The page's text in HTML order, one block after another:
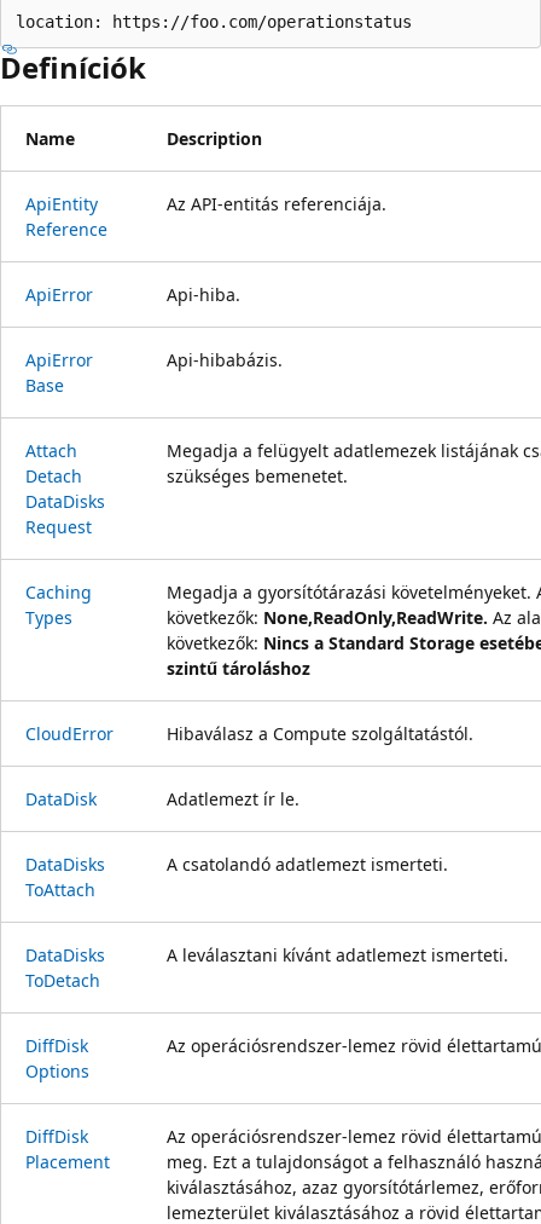
location: https://foo.com/operationstatus
Definíciók
Name Description
ApiEntity
Reference
Az API-entitás referenciája.
ApiError Api-hiba.
ApiError
Base
Api-hibabázis.
Attach
Detach
DataDisks
Request
Megadja a felügyelt adatlemezek listájának
szükséges bemenetet.
Caching
Types
Megadja a gyorsítótárazási követelményeket.
következők: None,ReadOnly,ReadWrite. Az
következők: Nincs a Standard Storage
szintű tároláshoz
CloudError Hibaválasz a Compute szolgáltatástól.
DataDisk Adatlemezt ír le.
DataDisks
ToAttach
A csatolandó adatlemezt ismerteti.
DataDisks
ToDetach
A leválasztani kívánt adatlemezt ismerteti.
DiffDisk
Options
Az operációsrendszer-lemez rövid
DiffDisk
Placement
Az operációsrendszer-lemez rövid
meg. Ezt a tulajdonságot a felhasználó
kiválasztásához, azaz gyorsítótárlemez,
lemezterület kiválasztásához a rövid